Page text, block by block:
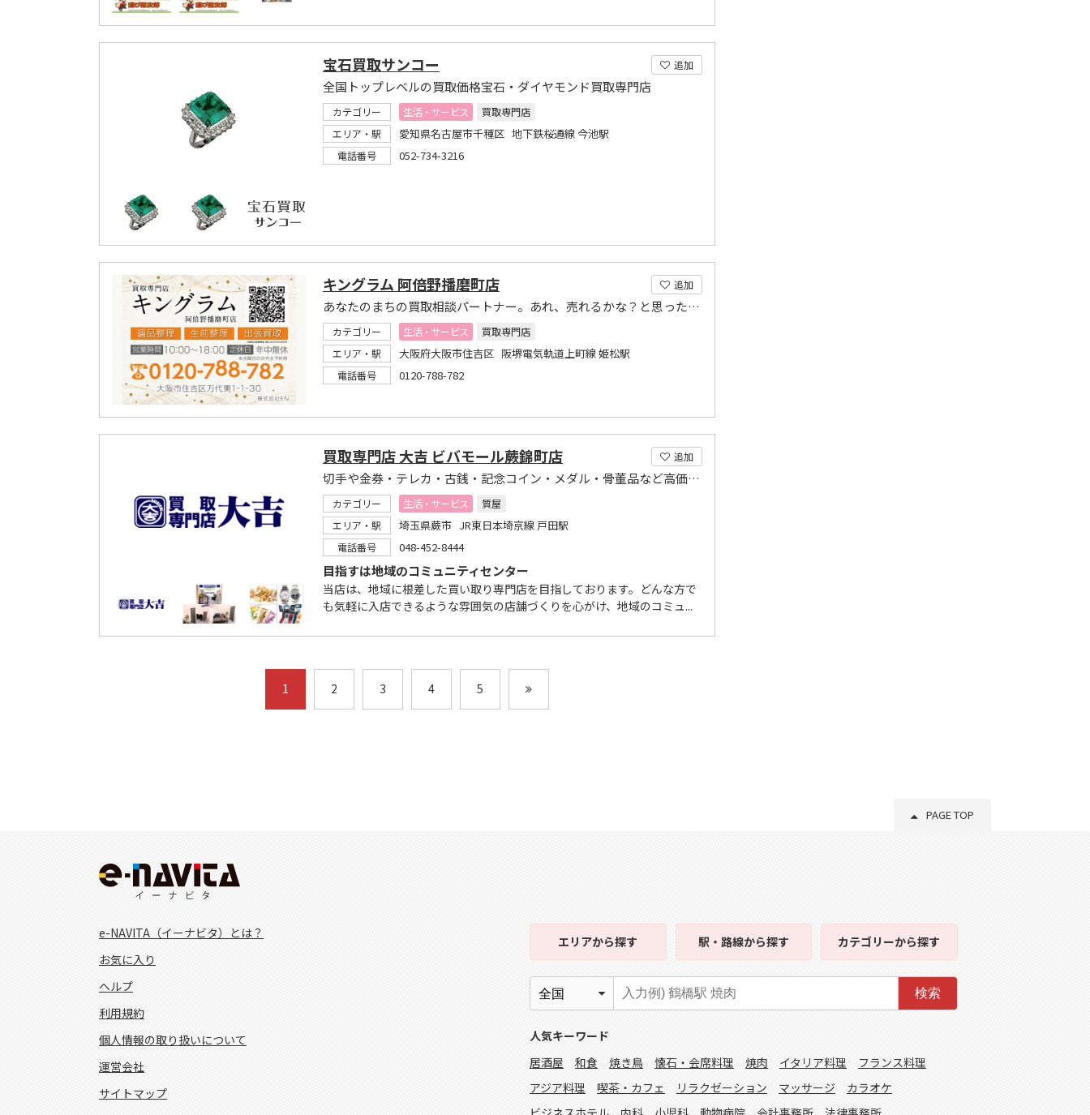
追加
宝石買取サンコー
全国トップレベルの買取価格宝石・ダイヤモンド買取専門店
カテゴリー 生活・サービス
買取専門店
エリア・駅
愛知県名古屋市千種区 地下鉄桜通線 今池駅
電話番号 052-734-3216
追加
キングラム 阿倍野播磨町店
あなたのまちの買取相談パートナー。あれ、売れるかな？と思ったらお気軽相談
カテゴリー 生活・サービス
買取専門店
エリア・駅
大阪府大阪市住吉区 阪堺電気軌道上町線 姫松駅
電話番号 0120-788-782
追加
買取専門店 大吉 ビバモール蕨錦町店
切手や金券・テレカ・古銭・記念コイン・メダル・骨董品など高価買取り!
カテゴリー 生活・サービス
質屋
エリア・駅
埼玉県蕨市 JR東日本埼京線 戸田駅
電話番号 048-452-8444
目指すは地域のコミュニティセンター
当店は、地域に根差した買い取り専門店を目指しております。どんな方で
も気軽に入店できるような雰囲気の店舗づくりを心がけ、地域のコミュ...
1 2 3 4 5
PAGE TOP
e-NAVITA（イーナビタ）とは？
お気に入り
ヘルプ
利用規約
個人情報の取り扱いについて
運営会社
サイトマップ
エリアから探す 駅・路線から探す カテゴリーから探す
検索
人気キーワード
居酒屋
和食 焼き鳥 懐石・会席料理 焼肉 イタリア料理
フランス料理
アジア料理
喫茶・カフェ リラクゼーション マッサージ
カラオケ